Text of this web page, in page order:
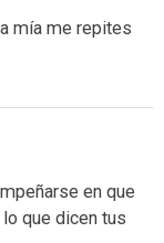
mía me repites
en que
que dicen tus